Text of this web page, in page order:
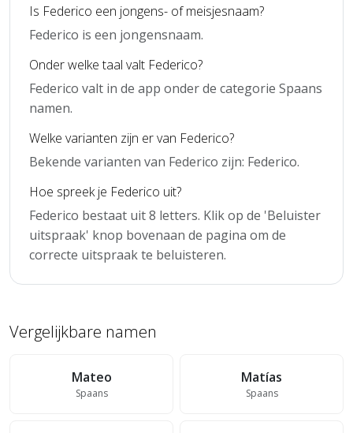
Is Federico een jongens- of meisjesnaam?
Federico is een jongensnaam.
Onder welke taal valt Federico?
Federico valt in de app onder de categorie Spaans
namen.
Welke varianten zijn er van Federico?
Bekende varianten van Federico zijn: Federico.
Hoe spreek je Federico uit?
Federico bestaat uit 8 letters. Klik op de 'Beluister
uitspraak' knop bovenaan de pagina om de
correcte uitspraak te beluisteren.
Vergelijkbare namen
Mateo
Spaans
Matías
Spaans